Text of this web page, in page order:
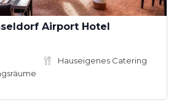
Airport Hotel
Hauseigenes Catering